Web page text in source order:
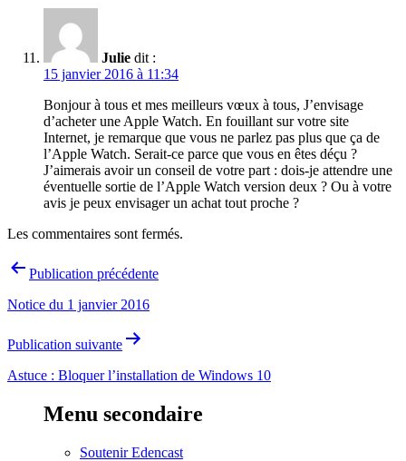
Julie dit :
15 janvier 2016 à 11:34
Bonjour à tous et mes meilleurs vœux à tous, J’envisage
d’acheter une Apple Watch. En fouillant sur votre site
Internet, je remarque que vous ne parlez pas plus que ça de
l’Apple Watch. Serait-ce parce que vous en êtes déçu ?
J’aimerais avoir un conseil de votre part : dois-je attendre une
éventuelle sortie de l’Apple Watch version deux ? Ou à votre
avis je peux envisager un achat tout proche ?
Les commentaires sont fermés.
Navigation
l’article
Publication précédente
Notice du 1 janvier 2016
Publication suivante
Astuce : Bloquer l’installation de Windows 10
Menu secondaire
Soutenir Edencast